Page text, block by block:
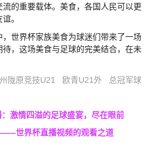
的重要载体。美食，各国人民可以更
。
世界杯家族美食为球迷们带来了一场
，这场美食与足球的完美结合，在未
陇原竞技U21 欧青U21外
总冠军球
激情四溢的足球盛宴，尽在眼前
世界杯直播视频的观看之道